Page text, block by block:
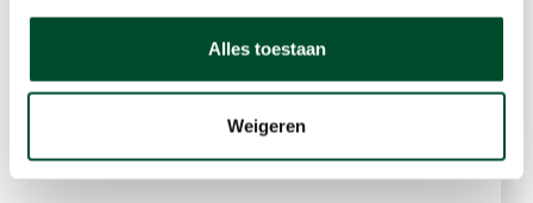
Alles toestaan
Weigeren
tijdelijke meetcampagnes,
validatiemetingen of
luchtkwaliteitsonderzoek in zowel
stedelijke als industriële omgevingen.